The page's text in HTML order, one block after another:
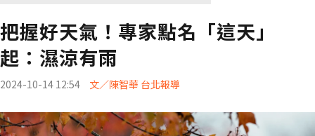
把握好天氣！專家點名「這天」
起：濕涼有雨
2024-10-14 12:54 文／陳智華 台北報導